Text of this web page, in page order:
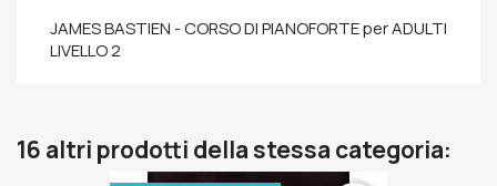
JAMES BASTIEN - CORSO DI PIANOFORTE per ADULTI
LIVELLO 2
16 altri prodotti della stessa categoria: